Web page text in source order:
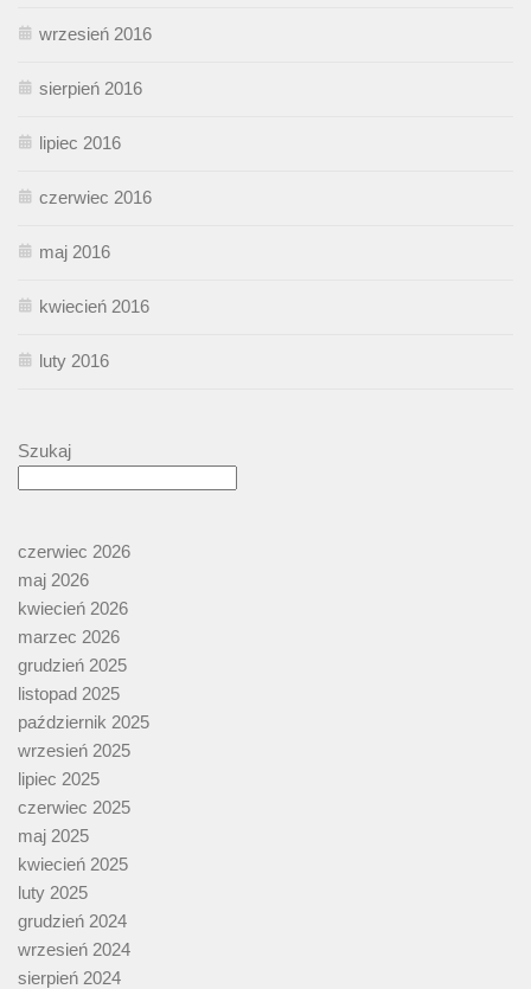
wrzesień 2016
sierpień 2016
lipiec 2016
czerwiec 2016
maj 2016
kwiecień 2016
luty 2016
Szukaj
czerwiec 2026
maj 2026
kwiecień 2026
marzec 2026
grudzień 2025
listopad 2025
październik 2025
wrzesień 2025
lipiec 2025
czerwiec 2025
maj 2025
kwiecień 2025
luty 2025
grudzień 2024
wrzesień 2024
sierpień 2024